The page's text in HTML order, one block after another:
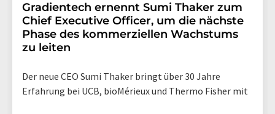
Gradientech ernennt Sumi Thaker zum
Chief Executive Officer, um die nächste
Phase des kommerziellen Wachstums
zu leiten
Der neue CEO Sumi Thaker bringt über 30 Jahre
Erfahrung bei UCB, bioMérieux und Thermo Fisher mit